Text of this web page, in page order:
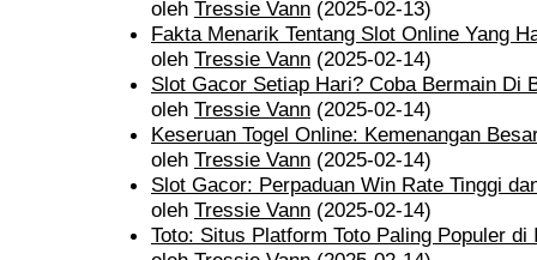
oleh Tressie Vann (2025-02-13)
Fakta Menarik Tentang Slot Online Yang
oleh Tressie Vann (2025-02-14)
Slot Gacor Setiap Hari? Coba Bermain Di
oleh Tressie Vann (2025-02-14)
Keseruan Togel Online: Kemenangan
oleh Tressie Vann (2025-02-14)
Slot Gacor: Perpaduan Win Rate Tinggi
oleh Tressie Vann (2025-02-14)
Toto: Situs Platform Toto Paling Populer di